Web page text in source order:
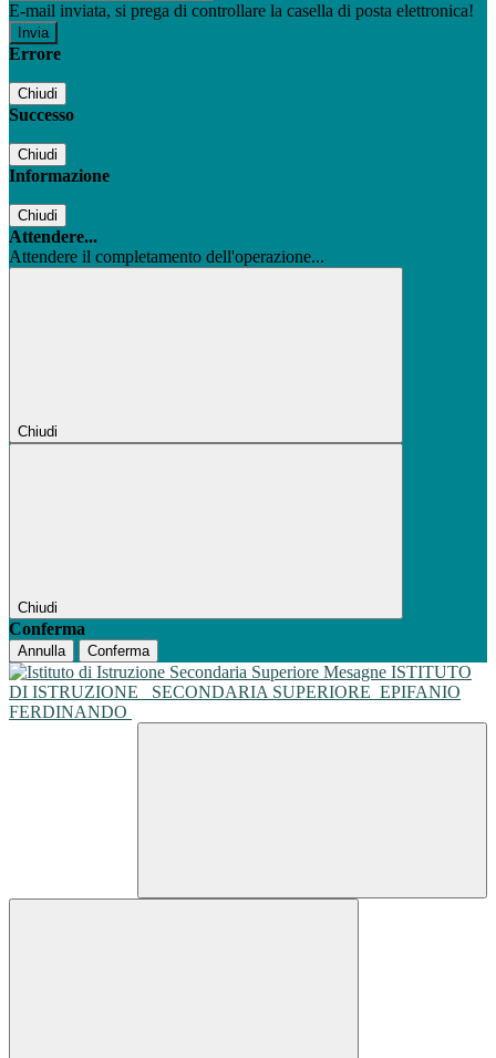
E-mail inviata, si prega di controllare la casella di posta elettronica!
Errore
Chiudi
Successo
Chiudi
Informazione
Chiudi
Attendere...
Attendere il completamento dell'operazione...
Chiudi
Chiudi
Conferma
Annulla Conferma
ISTITUTO
DI ISTRUZIONE
SECONDARIA SUPERIORE EPIFANIO
FERDINANDO